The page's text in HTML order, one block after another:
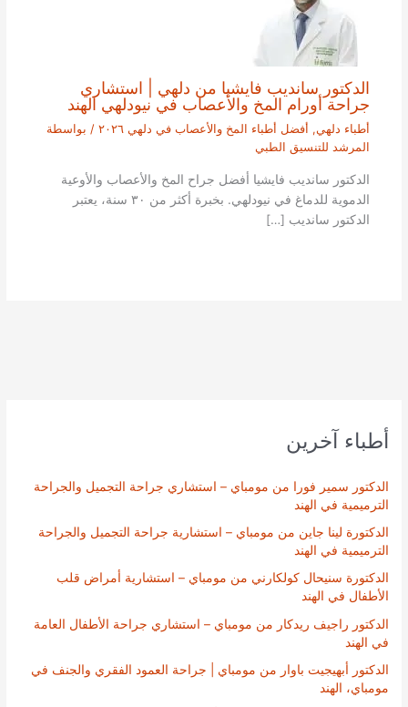
أطباء آخرين
الدكتور سمير فورا من مومباي – استشاري جراحة التجميل والجراحة
الترميمية في الهند
الدكتورة لينا جاين من مومباي – استشارية جراحة التجميل والجراحة
الترميمية في الهند
الدكتورة سنيحال كولكارني من مومباي – استشارية أمراض قلب
الأطفال في الهند
الدكتور راجيف ريدكار من مومباي – استشاري جراحة الأطفال العامة
في الهند
الدكتور أبهيجيت باوار من مومباي | جراحة العمود الفقري والجنف في
مومباي، الهند
الدكتور سانديب فايشيا من دلهي | استشاري
جراحة أورام المخ والأعصاب في نيودلهي الهند
أطباء دلهي, أفضل أطباء المخ والأعصاب في دلهي ٢٠٢٦
/ بواسطة
المرشد للتنسيق الطبي
الدكتور سانديب فايشيا أفضل جراح المخ والأعصاب والأوعية
الدموية للدماغ في نيودلهي. بخبرة أكثر من ٣٠ سنة، يعتبر
الدكتور سانديب […]